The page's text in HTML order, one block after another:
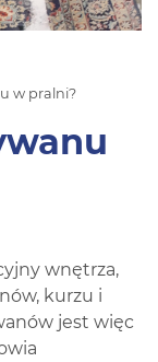
w pralni?
wnętrza,
kurzu i
jest więc